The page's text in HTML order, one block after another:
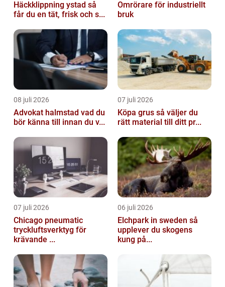
Häckklippning ystad så
får du en tät, frisk och s...
Omrörare för industriellt
bruk
08 juli 2026
Advokat halmstad vad du
bör känna till innan du v...
07 juli 2026
Köpa grus så väljer du
rätt material till ditt pr...
07 juli 2026
Chicago pneumatic
tryckluftsverktyg för
krävande ...
06 juli 2026
Elchpark in sweden så
upplever du skogens
kung på...